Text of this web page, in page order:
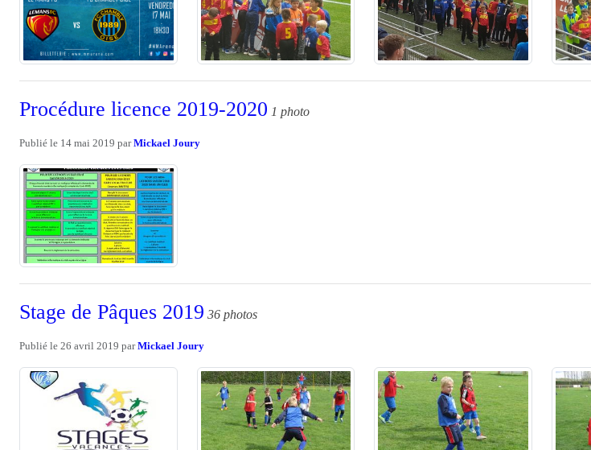
Procédure licence 2019-2020 1 photo
Publié le 14 mai 2019 parMickael Joury
Stage de Pâques 2019 36 photos
Publié le 26 avril 2019 parMickael Joury